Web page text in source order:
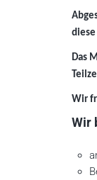
Das
Wir
Wir